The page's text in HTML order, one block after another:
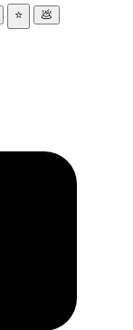
⭐ 💩